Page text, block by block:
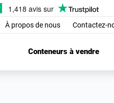
À propos de nous Contactez-
Conteneurs à vendre